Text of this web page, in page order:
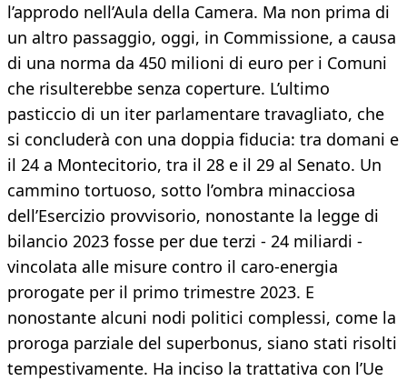
l’approdo nell’Aula della Camera. Ma non prima di
un altro passaggio, oggi, in Commissione, a causa
di una norma da 450 milioni di euro per i Comuni
che risulterebbe senza coperture. L’ultimo
pasticcio di un iter parlamentare travagliato, che
si concluderà con una doppia fiducia: tra domani e
il 24 a Montecitorio, tra il 28 e il 29 al Senato. Un
cammino tortuoso, sotto l’ombra minacciosa
dell’Esercizio provvisorio, nonostante la legge di
bilancio 2023 fosse per due terzi - 24 miliardi -
vincolata alle misure contro il caro-energia
prorogate per il primo trimestre 2023. E
nonostante alcuni nodi politici complessi, come la
proroga parziale del superbonus, siano stati risolti
tempestivamente. Ha inciso la trattativa con l’Ue